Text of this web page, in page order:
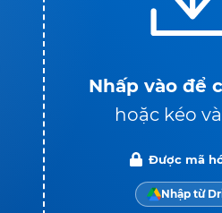
Nhấp vào để
hoặc kéo
Được mã
Nhập từ